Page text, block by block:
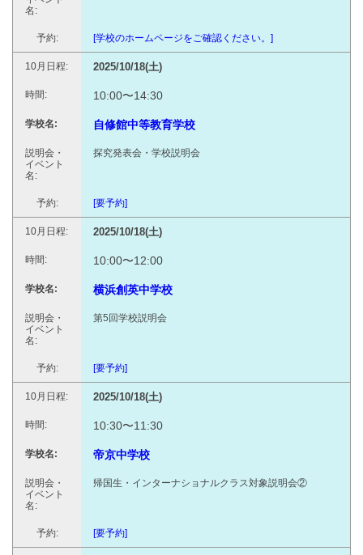
[学校のホームページをご確認ください。]
2025/10/18(土)
10:00〜14:30
自修館中等教育学校
探究発表会・学校説明会
[要予約]
2025/10/18(土)
10:00〜12:00
横浜創英中学校
第5回学校説明会
[要予約]
2025/10/18(土)
10:30〜11:30
帝京中学校
帰国生・インターナショナルクラス対象説明会②
[要予約]